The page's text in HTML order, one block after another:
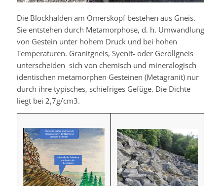
Die Blockhalden am Omerskopf bestehen aus Gneis.
Sie entstehen durch Metamorphose, d. h. Umwandlung
von Gestein unter hohem Druck und bei hohen
Temperaturen. Granitgneis, Syenit- oder Geröllgneis
unterscheiden sich von chemisch und mineralogisch
identischen metamorphen Gesteinen (Metagranit) nur
durch ihre typisches, schiefriges Gefüge. Die Dichte
liegt bei 2,7g/cm3.